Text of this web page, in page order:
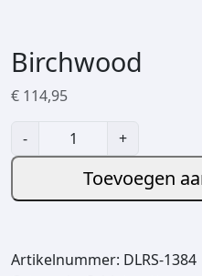
Birchwood
€ 114,95
-
i
c
o
+
Toevoegen
Artikelnummer: DLRS-1384